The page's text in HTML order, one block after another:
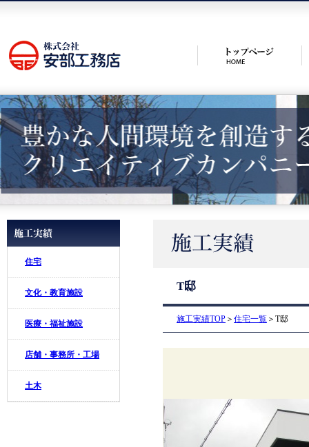
住宅
文化・教育施設
医療・福祉施設
店舗・事務所・工場
土木
T邸
施工実績TOP ＞ 住宅一覧 ＞T邸